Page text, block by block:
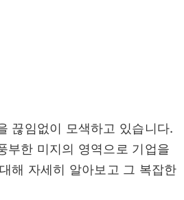
끊임없이 모색하고 있습니다.
부한 미지의 영역으로 기업을
해 자세히 알아보고 그 복잡한